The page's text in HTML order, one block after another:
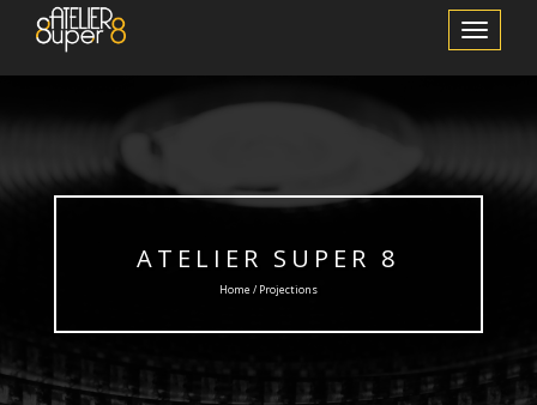
Afficher/
la
ATELIER SUPER 8
Home / Projections